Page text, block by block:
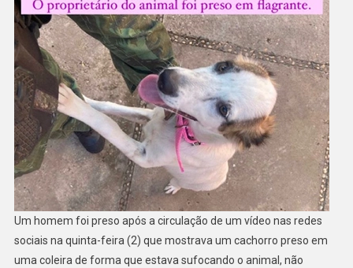
Um homem foi preso após a circulação de um vídeo nas redes
sociais na quinta-feira (2) que mostrava um cachorro preso em
uma coleira de forma que estava sufocando o animal, não